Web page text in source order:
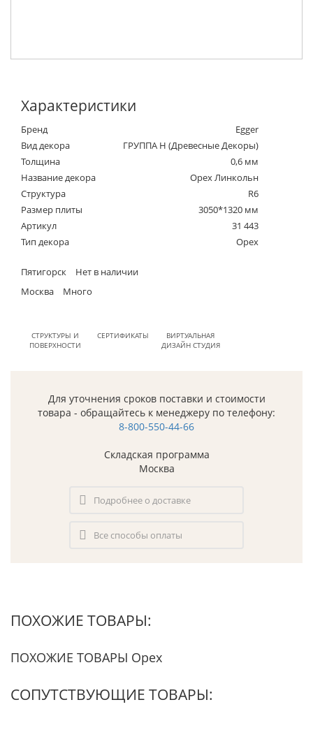
Характеристики
Бренд
Egger
Вид декора
ГРУППА Н (Древесные Декоры)
Толщина
0,6 мм
Название декора
Орех Линкольн
Структура
R6
Размер плиты
3050*1320 мм
Артикул
31 443
Тип декора
Орех
Пятигорск
Нет в наличии
Москва
Много
СТРУКТУРЫ И
ПОВЕРХНОСТИ
СЕРТИФИКАТЫ
ВИРТУАЛЬНАЯ
ДИЗАЙН СТУДИЯ
Для уточнения сроков поставки и стоимости
товара - обращайтесь к менеджеру по телефону:
8-800-550-44-66
Складская программа
Москва
Подробнее о доставке
Все способы оплаты
ПОХОЖИЕ ТОВАРЫ:
ПОХОЖИЕ ТОВАРЫ Орех
СОПУТСТВУЮЩИЕ ТОВАРЫ: